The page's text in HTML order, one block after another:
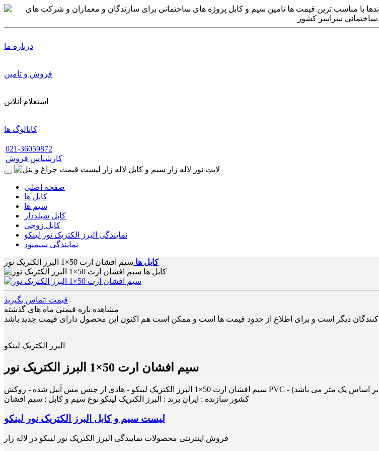
درباره ما
فروش و تامین
استعلام آنلاین
کاتالوگ ها
021-36059872
کارشناس فروش
صفحه اصلی
کابل ها
سیم ها
کابل شیلددار
کابل زوجی
نمایندگی البرز الکتریک نور لینکو
نمایندگی سیمپود
کابل ها سیم افشان ارت 50×1 البرز الکتریک نور
قیمت :تماس بگیرید
مشاهده بازه قیمتی ماه های گذشته
البرز الکتریک لینکو
سیم افشان ارت 50×1 البرز الکتریک نور
کشور سازنده : ایران برند : البرز الکتریک لینکو نوع سیم و کابل : سیم افشان
لیست سیم و کابل البرز الکتریک نور لینکو
فروش اینترنتی محصولات نمایندگی البرز الکتریک نور لینکو در لاله زار